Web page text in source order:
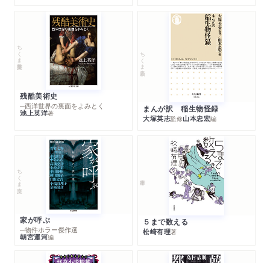
ちくま学芸文庫
残酷美術史
─西洋世界の裏面をよみとく
池上英洋著
ちくま新書
まんが訳 稲生物怪録
大塚英志監修山本忠宏編
ちくま文庫
家が呼ぶ
─物件ホラー傑作選
朝宮運河編
５まで数える
松崎有理著